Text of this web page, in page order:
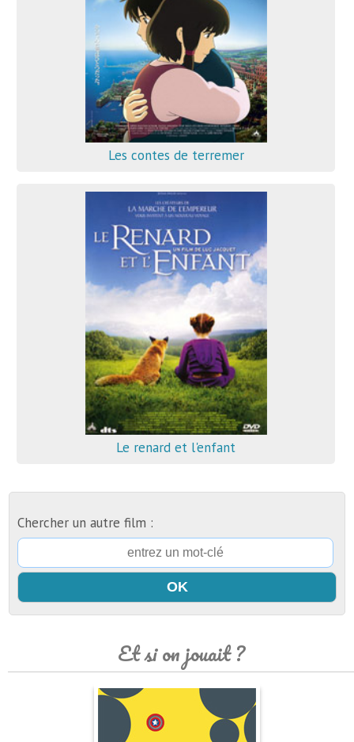
Les contes de terremer
Le renard et l'enfant
Chercher un autre film :
Et si on jouait ?